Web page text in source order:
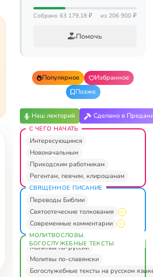
Собрано 63 179,18 ₽ из 206 900 ₽
Помочь
Популярное
Избранное
Позже
Наш лекторий Сделано в
С ЧЕГО НАЧАТЬ
Интересующимся
Новоначальным
Приходским работникам
Регентам, певчим, клирошанам
СВЯЩЕННОЕ ПИСАНИЕ
Переводы Библии
Святоотеческие толкования
Современные комментарии
МОЛИТВОСЛОВЫ.
БОГОСЛУЖЕБНЫЕ ТЕКСТЫ
Молитвы по-русски
Молитвы по-славянски
Богослужебные тексты на русском